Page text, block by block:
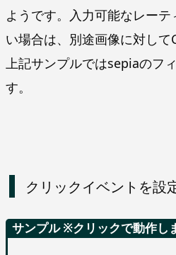
ようです。入力可能なレー
い場合は、別途画像に対して
上記サンプルではsepiaのフ
す。
クリックイベントを設
サンプル ※クリックで動作し